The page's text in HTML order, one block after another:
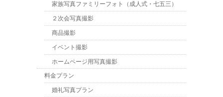
家族写真ファミリーフォト（成人式・七五三）
２次会写真撮影
商品撮影
イベント撮影
ホームページ用写真撮影
料金プラン
婚礼写真プラン